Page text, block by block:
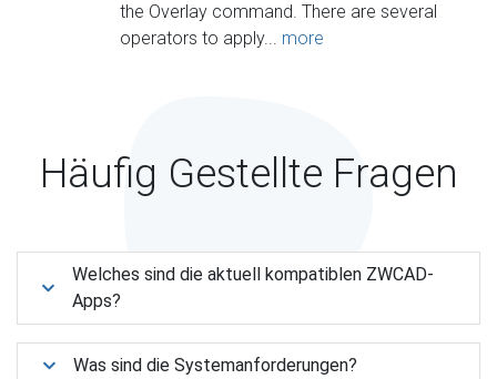
the Overlay command. There are several
operators to apply... more
Häufig Gestellte Fragen
Welches sind die aktuell kompatiblen ZWCAD-
Apps?
Was sind die Systemanforderungen?